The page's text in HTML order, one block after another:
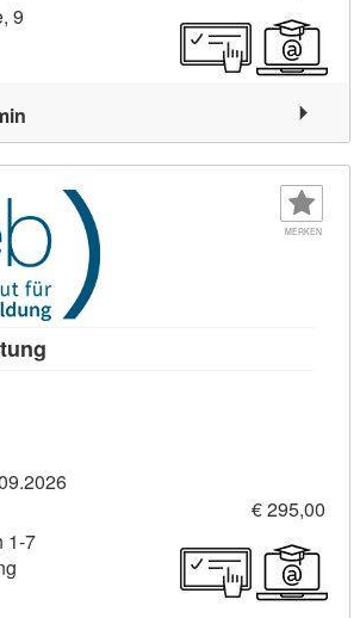
9
MERKEN
€ 295,00
1-7